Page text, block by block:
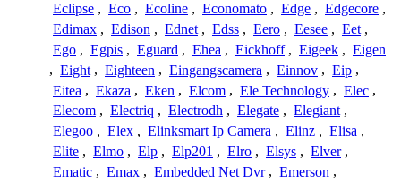
Eclipse , Eco , Ecoline , Economato , Edge , Edgecore ,
Edimax , Edison , Ednet , Edss , Eero , Eesee , Eet ,
Ego , Egpis , Eguard , Ehea , Eickhoff , Eigeek , Eigen
, Eight , Eighteen , Eingangscamera , Einnov , Eip ,
Eitea , Ekaza , Eken , Elcom , Ele Technology , Elec ,
Elecom , Electriq , Electrodh , Elegate , Elegiant ,
Elegoo , Elex , Elinksmart Ip Camera , Elinz , Elisa ,
Elite , Elmo , Elp , Elp201 , Elro , Elsys , Elver ,
Ematic , Emax , Embedded Net Dvr , Emerson ,